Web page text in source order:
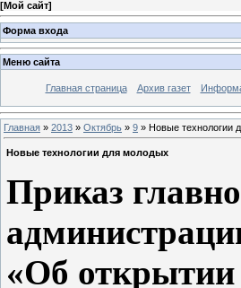
[Мой сайт]
Форма входа
Меню сайта
Главная страница Архив газет
Главная » 2013 » Октябрь » 9 » Новые технологии
Новые технологии для молодых
Приказ
«Об